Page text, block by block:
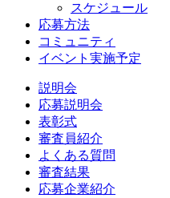
スケジュール
応募方法
コミュニティ
イベント実施予定
説明会
応募説明会
表彰式
審査員紹介
よくある質問
審査結果
応募企業紹介